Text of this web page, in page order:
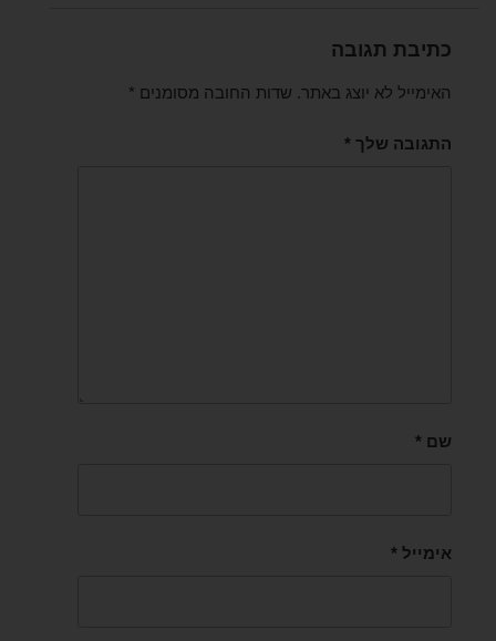
כתיבת תגובה
האימייל לא יוצג באתר. שדות החובה מסומנים *
התגובה שלך *
שם *
אימייל *